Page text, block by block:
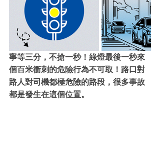
寧等三分，不搶一秒！綠燈最後一秒來
個百米衝刺的危險行為不可取！路口對
路人對司機都極危險的路段，很多事故
都是發生在這個位置。